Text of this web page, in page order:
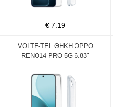
€ 7.19
VOLTE-TEL ΘΗΚΗ OPPO
RENO14 PRO 5G 6.83"
CAMERA PROTECTION
ΔΙΑΦΑΝΗ